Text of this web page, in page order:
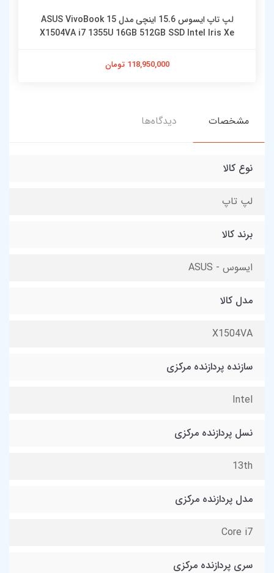
لپ تاپ ایسوس 15.6 اینچی مدل ASUS VivoBook 15
X1504VA i7 1355U 16GB 512GB SSD Intel Iris Xe
118,950,000 تومان
مشخصات دیدگاه‌ها
نوع کالا
لپ تاپ
برند کالا
ایسوس - ASUS
مدل کالا
X1504VA
سازنده پردازنده مرکزی
Intel
نسل پردازنده مرکزی
13th
مدل پردازنده مرکزی
Core i7
سری پردازنده مرکزی